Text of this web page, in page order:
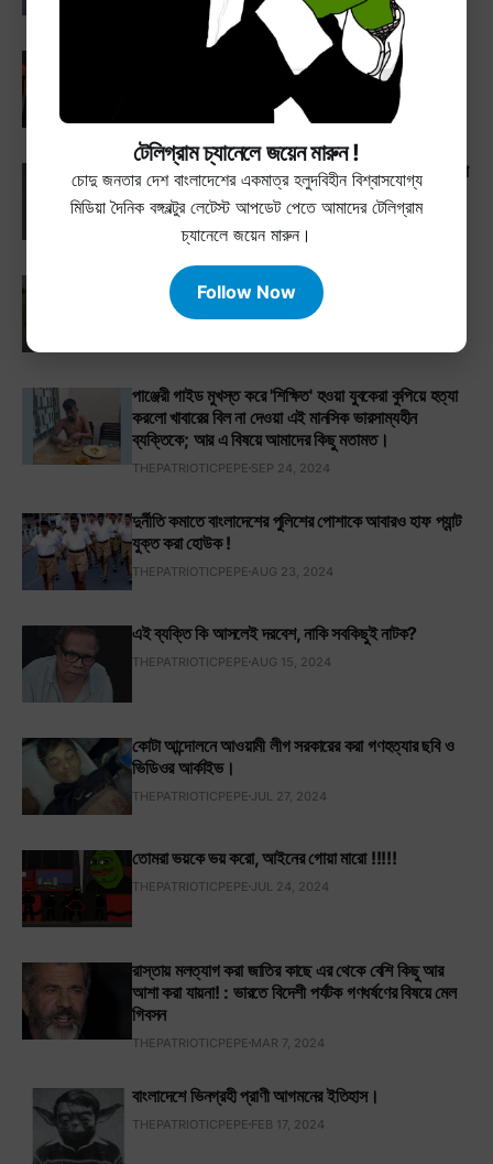
দ্বিতীয় বিশ্বযুদ্ধের সময় থেকে একই সয়াবিন তেল দিয়ে চপ
ভেজে শেষ পর্যন্ত ভোক্তা অধিকারের খপ্পড়ে বৃদ্ধ দোকানদার !
MAR 31, 2024
যে কারণে বাংলাদেশে ল্যাটিন হরফে বাংলা লেখার প্রচলন শুরু করা
উচিৎ ।
THEPATRIOTICPEPE
১৮ কোটি হিজড়ার ভোটে খাম্বা তারেক এখন বাংলাদেশের
প্রধানমন্ত্রী !
পাঞ্জেরী গাইড মুখস্ত করে 'শিক্ষিত' হওয়া যুবকেরা কুপিয়ে হত্যা
করলো খাবারের বিল না দেওয়া এই মানসিক ভারসাম্যহীন
ব্যক্তিকে; আর এ বিষয়ে আমাদের কিছু মতামত।
THEPATRIOTICPEPE SEP 24, 2024
দুর্নীতি কমাতে বাংলাদেশের পুলিশের পোশাকে আবারও হাফ প্যান্ট
যুক্ত করা হোউক !
THEPATRIOTICPEPE AUG 23, 2024
এই ব্যক্তি কি আসলেই দরবেশ, নাকি সবকিছুই নাটক?
THEPATRIOTICPEPE AUG 15, 2024
কোটা আন্দোলনে আওয়ামী লীগ সরকারের করা গণহত্যার ছবি ও
ভিডিওর আর্কাইভ।
THEPATRIOTICPEPE JUL 27, 2024
তোমরা ভয়কে ভয় করো, আইনের গোয়া মারো !!!!!
THEPATRIOTICPEPE JUL 24, 2024
রাস্তায় মলত্যাগ করা জাতির কাছে এর থেকে বেশি কিছু আর
আশা করা যায়না! : ভারতে বিদেশী পর্যটক গণধর্ষণের বিষয়ে মেল
গিবসন
THEPATRIOTICPEPE MAR 7, 2024
বাংলাদেশে ভিনগ্রহী প্রাণী আগমনের ইতিহাস।
THEPATRIOTICPEPE FEB 17, 2024
টেলিগ্রাম চ্যানেলে জয়েন মারুন !
চোদু জনতার দেশ বাংলাদেশের একমাত্র হলুদবিহীন বিশ্বাসযোগ্য
মিডিয়া দৈনিক বঙ্গবল্টুর লেটেস্ট আপডেট পেতে আমাদের টেলিগ্রাম
চ্যানেলে জয়েন মারুন।
Follow Now